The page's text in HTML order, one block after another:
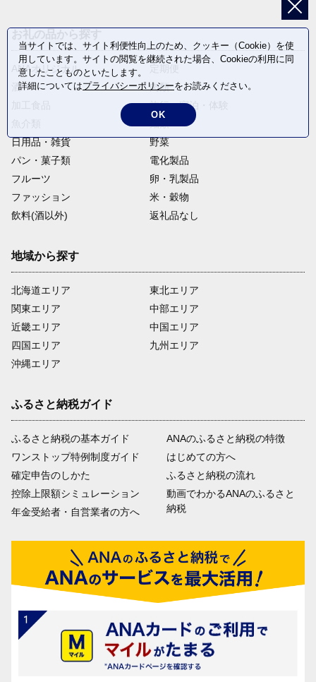
ANAオリジナル
酒
肉類
旅行・宿泊・体験
日用品・雑貨
野菜
パン・菓子類
電化製品
フルーツ
卵・乳製品
ファッション
米・穀物
飲料(酒以外)
返礼品なし
地域から探す
北海道エリア
関東エリア
近畿エリア
四国エリア
沖縄エリア
東北エリア
中部エリア
中国エリア
九州エリア
ふるさと納税ガイド
ふるさと納税の基本ガイド
ワンストップ特例制度ガイド
確定申告のしかた
控除上限額シミュレーション
年金受給者・自営業者の方へ
ANAのふるさと納税の特徴
はじめての方へ
ふるさと納税の流れ
動画でわかるANAのふるさと
納税
当サイトでは、サイト利便性向上のため、クッキー（Cookie）を使
用しています。サイトの閲覧を継続された場合、Cookieの利用に同
意したことものといたします。
詳細についてはプライバシーポリシーをお読みください。
OK